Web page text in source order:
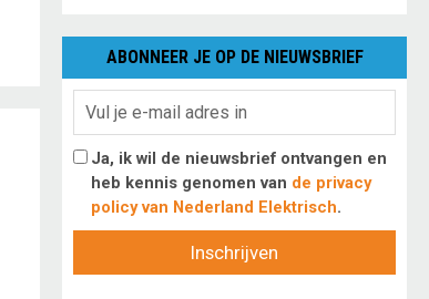
ABONNEER JE OP DE NIEUWSBRIEF
Ja, ik wil de nieuwsbrief ontvangen en
heb kennis genomen van de privacy
policy van Nederland Elektrisch.
Inschrijven